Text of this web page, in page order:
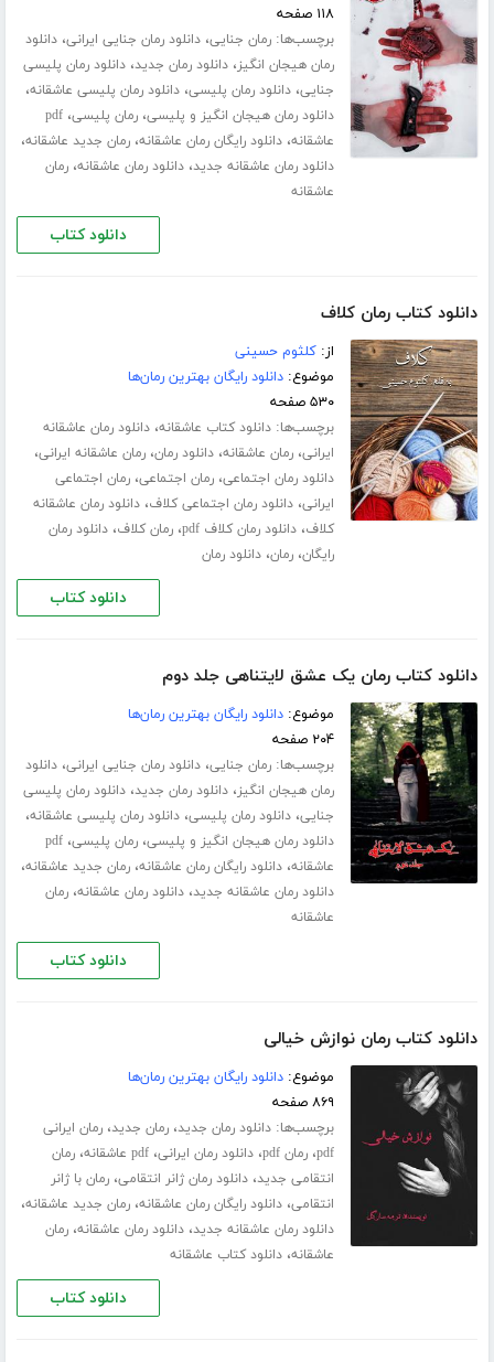
۱۱۸ صفحه
برچسب‌ها:رمان جنایی،دانلود رمان جنایی ایرانی،دانلود
رمان هیجان انگیز،دانلود رمان جدید،دانلود رمان پلیسی
جنایی،دانلود رمان پلیسی،دانلود رمان پلیسی عاشقانه،
دانلود رمان هیجان انگیز و پلیسی،رمان پلیسی،pdf
عاشقانه،دانلود رایگان رمان عاشقانه،رمان جدید عاشقانه،
دانلود رمان عاشقانه جدید،دانلود رمان عاشقانه،رمان
عاشقانه
دانلود کتاب
دانلود کتاب رمان کلاف
از:کلثوم حسینی
موضوع:دانلود رایگان بهترین رمان‌ها
۵۳۰ صفحه
برچسب‌ها:دانلود کتاب عاشقانه،دانلود رمان عاشقانه
ایرانی،رمان عاشقانه،دانلود رمان،رمان عاشقانه ایرانی،
دانلود رمان اجتماعی،رمان اجتماعی،رمان اجتماعی
ایرانی،دانلود رمان اجتماعی کلاف،دانلود رمان عاشقانه
کلاف،دانلود رمان کلاف pdf ،رمان کلاف،دانلود رمان
رایگان،رمان،دانلود رمان
دانلود کتاب
دانلود کتاب رمان یک عشق لایتناهی جلد دوم
موضوع:دانلود رایگان بهترین رمان‌ها
۲۰۴ صفحه
برچسب‌ها:رمان جنایی،دانلود رمان جنایی ایرانی،دانلود
رمان هیجان انگیز،دانلود رمان جدید،دانلود رمان پلیسی
جنایی،دانلود رمان پلیسی،دانلود رمان پلیسی عاشقانه،
دانلود رمان هیجان انگیز و پلیسی،رمان پلیسی،pdf
عاشقانه،دانلود رایگان رمان عاشقانه،رمان جدید عاشقانه،
دانلود رمان عاشقانه جدید،دانلود رمان عاشقانه،رمان
عاشقانه
دانلود کتاب
دانلود کتاب رمان نوازش خیالی
موضوع:دانلود رایگان بهترین رمان‌ها
۸۶۹ صفحه
برچسب‌ها:دانلود رمان جدید،رمان جدید،رمان ایرانی
pdf،رمان pdf ،دانلود رمان ایرانی،pdf عاشقانه ،رمان
انتقامی جدید،دانلود رمان ژانر انتقامی،رمان با ژانر
انتقامی،دانلود رایگان رمان عاشقانه،رمان جدید عاشقانه،
دانلود رمان عاشقانه جدید،دانلود رمان عاشقانه،رمان
عاشقانه،دانلود کتاب عاشقانه
دانلود کتاب